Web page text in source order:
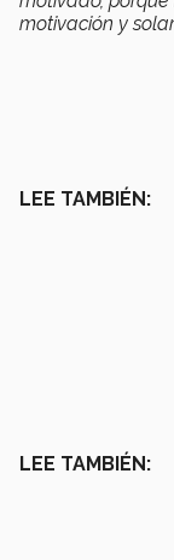
motivación y
LEE TAMBIÉN:
LEE TAMBIÉN: